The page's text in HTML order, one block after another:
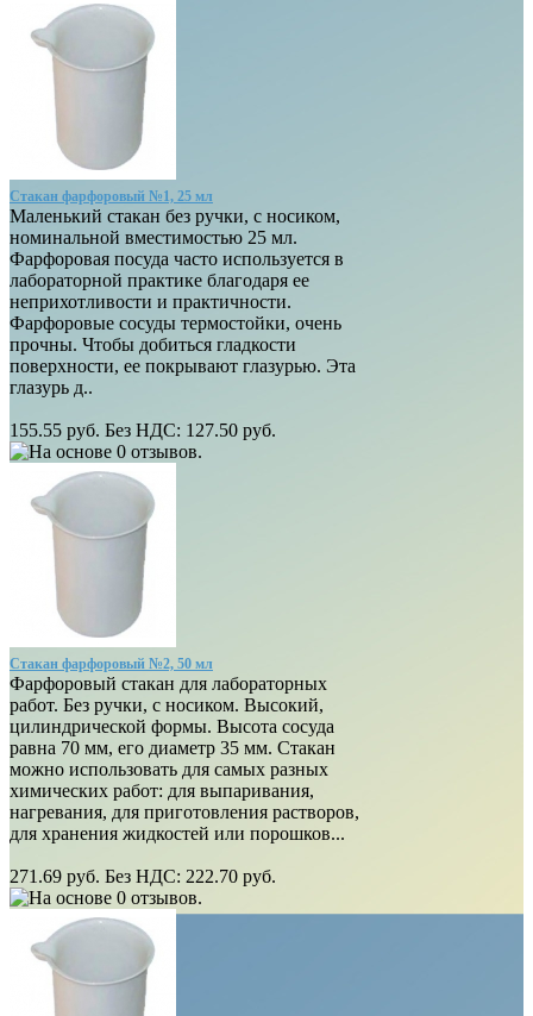
Стакан фарфоровый №1, 25 мл
Маленький стакан без ручки, с носиком,
номинальной вместимостью 25 мл.
Фарфоровая посуда часто используется в
лабораторной практике благодаря ее
неприхотливости и практичности.
Фарфоровые сосуды термостойки, очень
прочны. Чтобы добиться гладкости
поверхности, ее покрывают глазурью. Эта
глазурь д..
155.55 руб. Без НДС: 127.50 руб.
Стакан фарфоровый №2, 50 мл
Фарфоровый стакан для лабораторных
работ. Без ручки, с носиком. Высокий,
цилиндрической формы. Высота сосуда
равна 70 мм, его диаметр 35 мм. Стакан
можно использовать для самых разных
химических работ: для выпаривания,
нагревания, для приготовления растворов,
для хранения жидкостей или порошков...
271.69 руб. Без НДС: 222.70 руб.